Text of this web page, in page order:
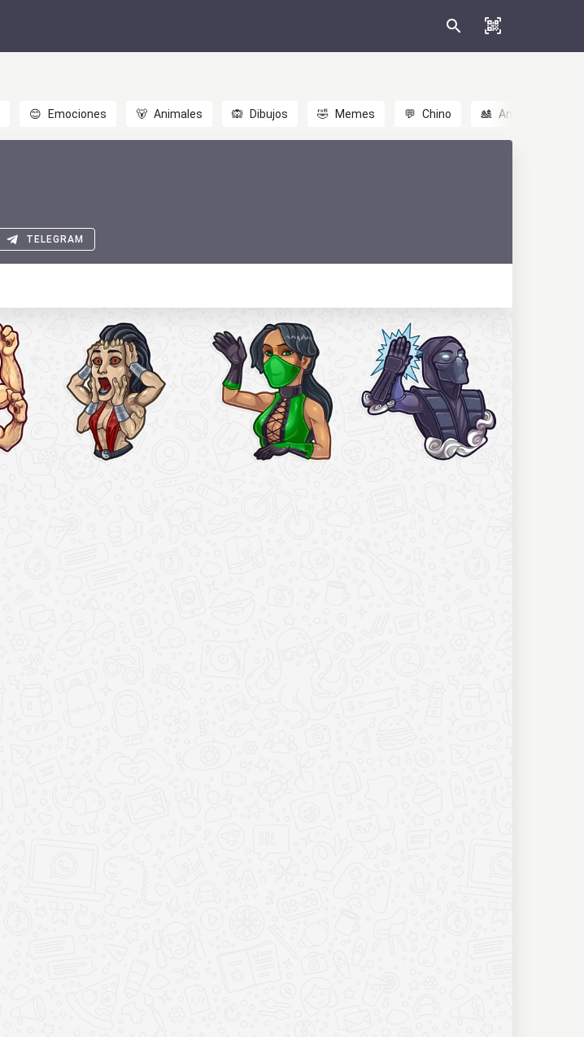
😊 Emociones 🐻 Animales 🙉 Dibujos 🤣 Memes 💬 Chino 🎎 Anime
TELEGRAM